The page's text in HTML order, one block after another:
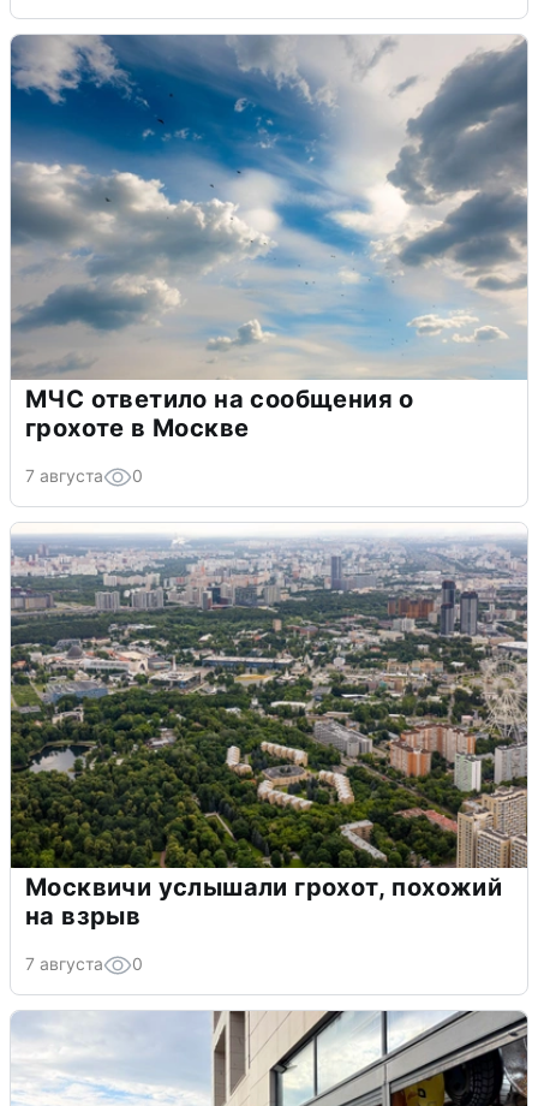
МЧС ответило на сообщения о
грохоте в Москве
7 августа 0
Москвичи услышали грохот, похожий
на взрыв
7 августа 0